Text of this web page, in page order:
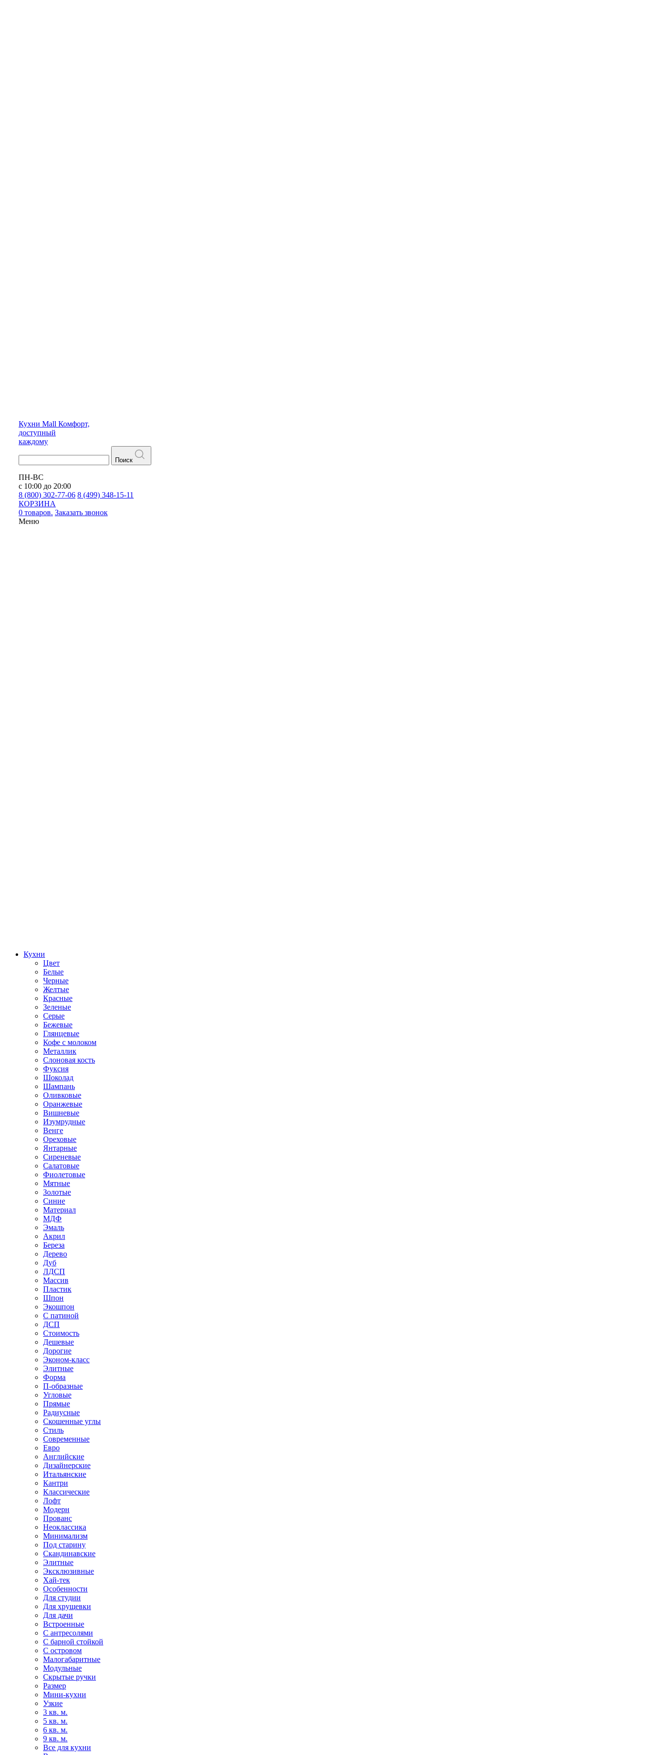
Кухни Mall Комфорт,
доступный
каждому
Поиск
ПН-ВС
с 10:00 до 20:00
8 (800) 302-77-06 8 (499) 348-15-11
КОРЗИНА
0 товаров. Заказать звонок
Меню
Кухни
Цвет
Белые
Черные
Желтые
Красные
Зеленые
Серые
Бежевые
Глянцевые
Кофе с молоком
Металлик
Слоновая кость
Фуксия
Шоколад
Шампань
Оливковые
Оранжевые
Вишневые
Изумрудные
Венге
Ореховые
Янтарные
Сиреневые
Салатовые
Фиолетовые
Мятные
Золотые
Синие
Материал
МДФ
Эмаль
Акрил
Береза
Дерево
Дуб
ЛДСП
Массив
Пластик
Шпон
Экошпон
С патиной
ДСП
Стоимость
Дешевые
Дорогие
Эконом-класс
Элитные
Форма
П-образные
Угловые
Прямые
Радиусные
Скошенные углы
Стиль
Современные
Евро
Английские
Дизайнерские
Итальянские
Кантри
Классические
Лофт
Модерн
Прованс
Неоклассика
Минимализм
Под старину
Скандинавские
Элитные
Эксклюзивные
Хай-тек
Особенности
Для студии
Для хрущевки
Для дачи
Встроенные
С антресолями
С барной стойкой
С островом
Малогабаритные
Модульные
Скрытые ручки
Размер
Мини-кухни
Узкие
3 кв. м.
5 кв. м.
6 кв. м.
9 кв. м.
Все для кухни